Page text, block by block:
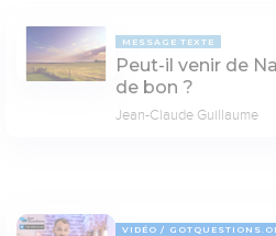
MESSAGE TEXTE
Peut-il venir de
de bon ?
Jean-Claude Guillaume
VIDÉO